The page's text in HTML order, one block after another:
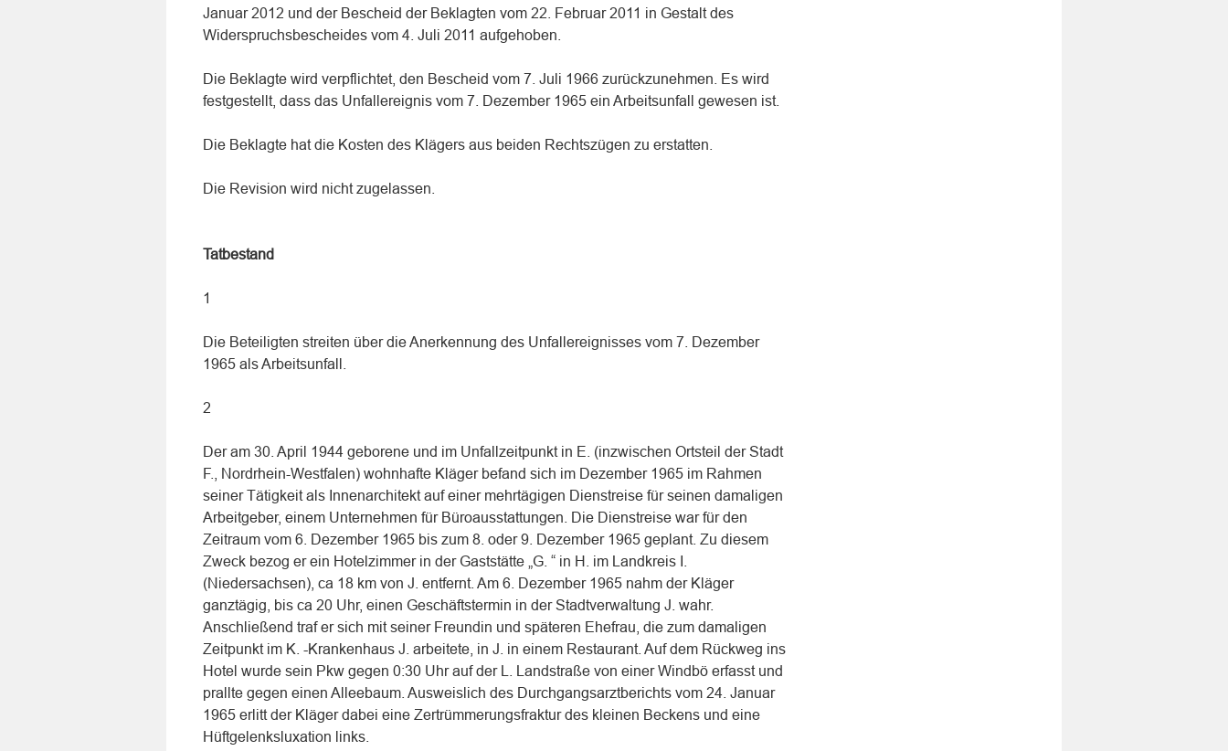
Januar 2012 und der Bescheid der Beklagten vom 22. Februar 2011 in Gestalt des
Widerspruchsbescheides vom 4. Juli 2011 aufgehoben.
Die Beklagte wird verpflichtet, den Bescheid vom 7. Juli 1966 zurückzunehmen. Es wird
festgestellt, dass das Unfallereignis vom 7. Dezember 1965 ein Arbeitsunfall gewesen ist.
Die Beklagte hat die Kosten des Klägers aus beiden Rechtszügen zu erstatten.
Die Revision wird nicht zugelassen.
Tatbestand
1
Die Beteiligten streiten über die Anerkennung des Unfallereignisses vom 7. Dezember
1965 als Arbeitsunfall.
2
Der am 30. April 1944 geborene und im Unfallzeitpunkt in E. (inzwischen Ortsteil der Stadt
F., Nordrhein-Westfalen) wohnhafte Kläger befand sich im Dezember 1965 im Rahmen
seiner Tätigkeit als Innenarchitekt auf einer mehrtägigen Dienstreise für seinen damaligen
Arbeitgeber, einem Unternehmen für Büroausstattungen. Die Dienstreise war für den
Zeitraum vom 6. Dezember 1965 bis zum 8. oder 9. Dezember 1965 geplant. Zu diesem
Zweck bezog er ein Hotelzimmer in der Gaststätte „G. “ in H. im Landkreis I.
(Niedersachsen), ca 18 km von J. entfernt. Am 6. Dezember 1965 nahm der Kläger
ganztägig, bis ca 20 Uhr, einen Geschäftstermin in der Stadtverwaltung J. wahr.
Anschließend traf er sich mit seiner Freundin und späteren Ehefrau, die zum damaligen
Zeitpunkt im K. -Krankenhaus J. arbeitete, in J. in einem Restaurant. Auf dem Rückweg ins
Hotel wurde sein Pkw gegen 0:30 Uhr auf der L. Landstraße von einer Windbö erfasst und
prallte gegen einen Alleebaum. Ausweislich des Durchgangsarztberichts vom 24. Januar
1965 erlitt der Kläger dabei eine Zertrümmerungsfraktur des kleinen Beckens und eine
Hüftgelenksluxation links.